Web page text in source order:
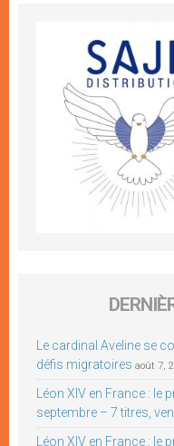
Le cardinal Aveline se
défis migratoires août 7,
Léon XIV en France : le
septembre – 7 titres,
Léon XIV en France : le